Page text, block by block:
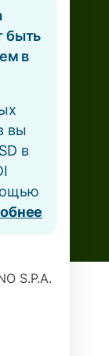
быть
в
вы
в
S.P.A.